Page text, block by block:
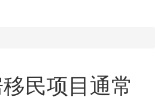
民项目通常